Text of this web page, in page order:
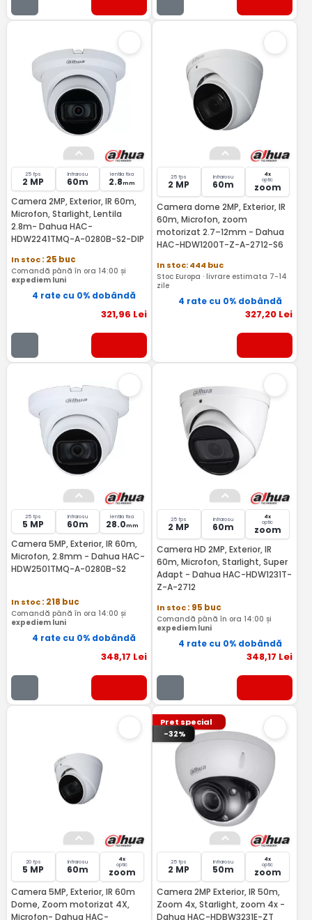
25 fps
2 MP
Infrarosu
60m
lentila fixa
2.8mm
Camera 2MP, Exterior, IR 60m,
Microfon, Starlight, Lentila
2.8m- Dahua HAC-
HDW2241TMQ-A-0280B-S2-DIP
In stoc: 25 buc
Comandă până în ora 14:00 și
expediem luni
4 rate cu 0% dobândă
321,96 Lei
25 fps
2 MP
Infrarosu
60m
4x
optic
zoom
Camera dome 2MP, Exterior, IR
60m, Microfon, zoom
motorizat 2.7–12mm - Dahua
HAC-HDW1200T-Z-A-2712-S6
In stoc: 444 buc
Stoc Europa · livrare estimata 7-14
zile
4 rate cu 0% dobândă
327,20 Lei
25 fps
5 MP
Infrarosu
60m
lentila fixa
28.0mm
Camera 5MP, Exterior, IR 60m,
Microfon, 2.8mm - Dahua HAC-
HDW2501TMQ-A-0280B-S2
In stoc: 218 buc
Comandă până în ora 14:00 și
expediem luni
4 rate cu 0% dobândă
348,17 Lei
25 fps
2 MP
Infrarosu
60m
4x
optic
zoom
Camera HD 2MP, Exterior, IR
60m, Microfon, Starlight, Super
Adapt - Dahua HAC-HDW1231T-
Z-A-2712
In stoc: 95 buc
Comandă până în ora 14:00 și
expediem luni
4 rate cu 0% dobândă
348,17 Lei
20 fps
5 MP
Infrarosu
60m
4x
optic
zoom
Camera 5MP, Exterior, IR 60m
Dome, Zoom motorizat 4X,
Microfon- Dahua HAC-
Pret special
-32%
25 fps
2 MP
Infrarosu
50m
4x
optic
zoom
Camera 2MP Exterior, IR 50m,
Zoom 4x, Starlight, zoom 4x -
Dahua HAC-HDBW3231E-ZT